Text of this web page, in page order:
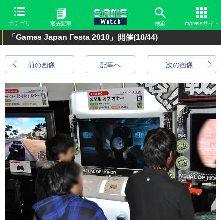
カテゴリ 過去記事 検索 Impressサイト
「Games Japan Festa 2010」開催(18/44)
前の画像 次の画像
記事へ